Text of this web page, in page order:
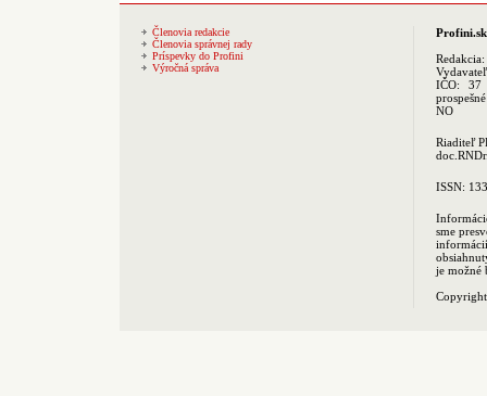
Členovia redakcie
Členovia správnej rady
Príspevky do Profini
Výročná správa
Profini.sk
Redakcia:
IČO: 37
NO
Riaditeľ
ISSN:
sme
je možné